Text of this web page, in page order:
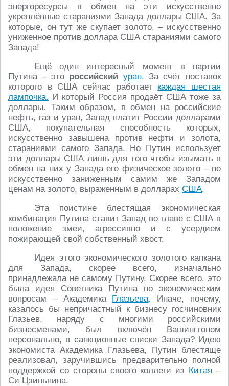
энергоресурсы в обмен на эти искусственно
укреплённые стараниями Запада доллары США. За
которые, он тут же скупает золото, – искусственно
униженное против доллара США стараниями самого
Запада!
Ещё один интересный момент в партии
Путина – это российский уран. За счёт поставок
которого в США сейчас работает каждая шестая
лампочка. И который Россия продаёт США тоже за
доллары. Таким образом, в обмен на российские
нефть, газ и уран, Запад платит России долларами
США, покупательная способность которых,
искусственно завышена против нефти и золота,
стараниями самого Запада. Но Путин использует
эти доллары США лишь для того чтобы изымать в
обмен на них у Запада его физическое золото – по
искусственно заниженным самим же Западом
ценам на золото, выраженным в долларах США.
Эта поистине блестящая экономическая
комбинация Путина ставит Запад во главе с США в
положение змеи, агрессивно и с усердием
пожирающей свой собственный хвост.
Идея этого экономического золотого капкана
для Запада, скорее всего, изначально
принадлежала не самому Путину. Скорее всего, это
была идея Советника Путина по экономическим
вопросам – Академика Глазьева. Иначе, почему,
казалось бы непричастный к бизнесу госчиновник
Глазьев, наряду с многими российскими
бизнесменами, был включён Вашингтоном
персонально, в санкционные списки Запада? Идею
экономиста Академика Глазьева, Путин блестяще
реализовал, заручившись предварительно полной
поддержкой со стороны своего коллеги из Китая –
Си Цзиньпина.